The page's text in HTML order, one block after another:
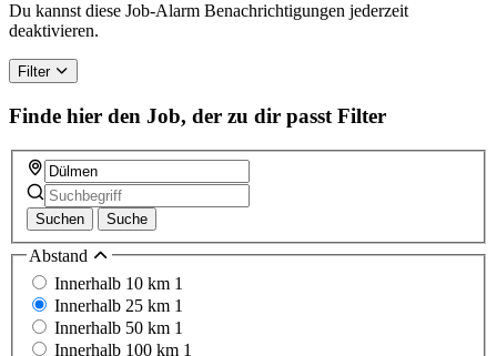
Du kannst diese Job-Alarm Benachrichtigungen jederzeit
deaktivieren.
Filter
Finde hier den Job, der zu dir passt Filter
Suchen Suche
Abstand
Innerhalb 10 km 1
Innerhalb 25 km 1
Innerhalb 50 km 1
Innerhalb 100 km 1